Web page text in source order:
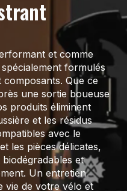
et comme
formulés
Que ce
une sortie boueuse
produits éliminent
et les résidus
avec le
les pièces délicates,
et
Un entretien
vie de votre vélo et